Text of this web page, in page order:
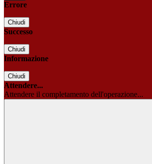
Errore
Chiudi
Successo
Chiudi
Informazione
Chiudi
Attendere...
Attendere il completamento dell'operazione...